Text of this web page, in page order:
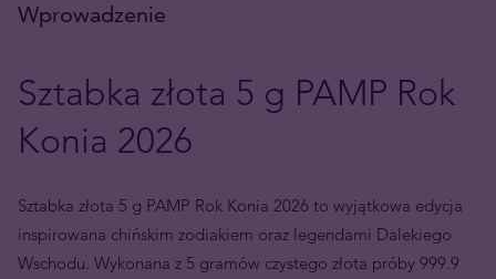
Wprowadzenie
Sztabka złota 5 g PAMP Rok
Konia 2026
Sztabka złota 5 g PAMP Rok Konia 2026 to wyjątkowa edycja
inspirowana chińskim zodiakiem oraz legendami Dalekiego
Wschodu. Wykonana z 5 gramów czystego złota próby 999.9